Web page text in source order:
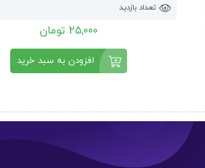
تعداد بازدید
25,000 تومان
افزودن به سبد خرید